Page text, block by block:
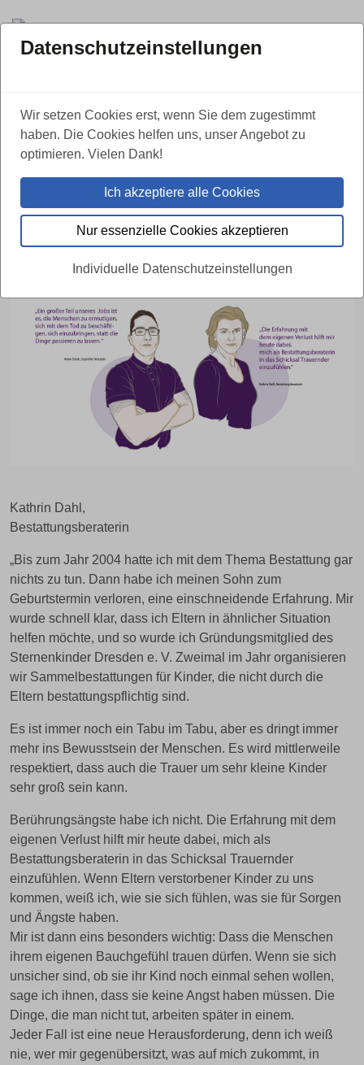
Mit Leib und Seele – das Team von
ANTEA Bestattungen engagiert sich
in der Begleitung für Verstorbene
und Trauernde
Kathrin Dahl,
Bestattungsberaterin
„Bis zum Jahr 2004 hatte ich mit dem Thema Bestattung gar
nichts zu tun. Dann habe ich meinen Sohn zum
Geburtstermin verloren, eine einschneidende Erfahrung. Mir
wurde schnell klar, dass ich Eltern in ähnlicher Situation
helfen möchte, und so wurde ich Gründungsmitglied des
Sternenkinder Dresden e. V. Zweimal im Jahr organisieren
wir Sammelbestattungen für Kinder, die nicht durch die
Eltern bestattungspflichtig sind.
Es ist immer noch ein Tabu im Tabu, aber es dringt immer
mehr ins Bewusstsein der Menschen. Es wird mittlerweile
respektiert, dass auch die Trauer um sehr kleine Kinder
sehr groß sein kann.
Berührungsängste habe ich nicht. Die Erfahrung mit dem
eigenen Verlust hilft mir heute dabei, mich als
Bestattungsberaterin in das Schicksal Trauernder
einzufühlen. Wenn Eltern verstorbener Kinder zu uns
kommen, weiß ich, wie sie sich fühlen, was sie für Sorgen
und Ängste haben.
Mir ist dann eins besonders wichtig: Dass die Menschen
ihrem eigenen Bauchgefühl trauen dürfen. Wenn sie sich
unsicher sind, ob sie ihr Kind noch einmal sehen wollen,
sage ich ihnen, dass sie keine Angst haben müssen. Die
Dinge, die man nicht tut, arbeiten später in einem.
Jeder Fall ist eine neue Herausforderung, denn ich weiß
nie, wer mir gegenübersitzt, was auf mich zukommt, in
Datenschutzeinstellungen
Wir setzen Cookies erst, wenn Sie dem zugestimmt
haben. Die Cookies helfen uns, unser Angebot zu
optimieren. Vielen Dank!
Ich akzeptiere alle Cookies
Nur essenzielle Cookies akzeptieren
Individuelle Datenschutzeinstellungen